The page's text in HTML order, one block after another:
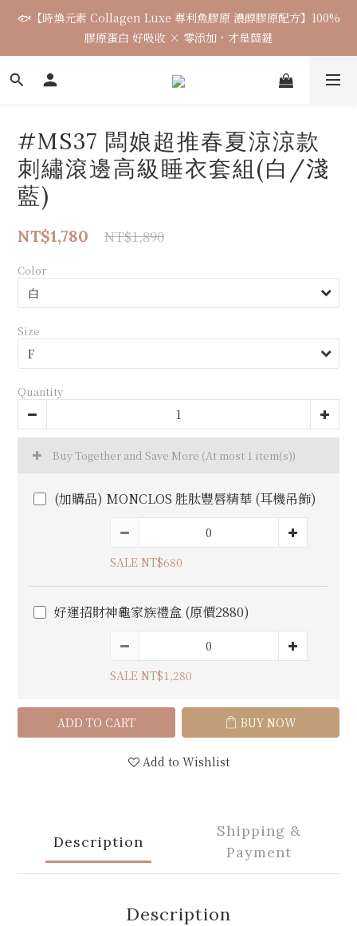
2
1
0
1
0
:
2
1
0
0
:
1
0
8
7
6
1
0
:
2
1
0
1
0
5
4
3
🐟【時煥元素 Collagen Luxe 專利魚膠原 濃醇膠原配方】100%
膠原蛋白 好吸收 × 零添加，才是關鍵
5
4
3
4
3
2
5
4
3
3
2
1
:
4
3
29
4
3
2
5
4
3
4
3
2
#MS37 闆娘超推春夏涼涼款
刺繡滾邊高級睡衣套組(白/淺
藍)
NT$1,780 NT$1,890
Color
Size
Quantity
Buy Together and Save More (At most 1 item(s))
(加購品) MONCLOS 胜肽豐唇精華 (耳機吊飾)
SALE NT$680
好運招財神龜家族禮盒 (原價2880)
SALE NT$1,280
ADD TO CART BUY NOW
Add to Wishlist
Description
Shipping &
Payment
Description